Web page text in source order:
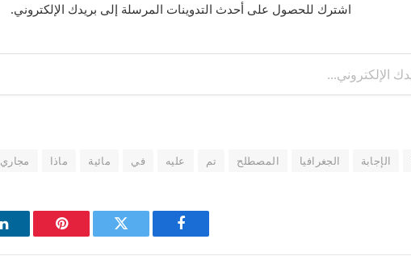
اشترك للحصول على أحدث التدوينات المرسلة إلى بريدك الإلكتروني.
الإجابة الجغرافيا المصطلح تم عليه في مائية ماذا مجاري
فيسبوك
تويتر بينتيريست